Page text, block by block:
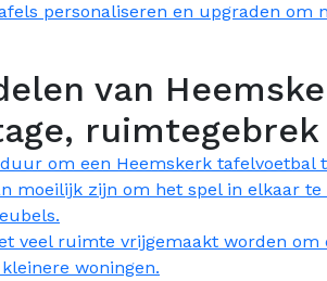
personaliseren en upgraden om
van
om een Heemskerk tafelvoetbal
moeilijk zijn om het spel in elkaar
veel ruimte vrijgemaakt worden
woningen.